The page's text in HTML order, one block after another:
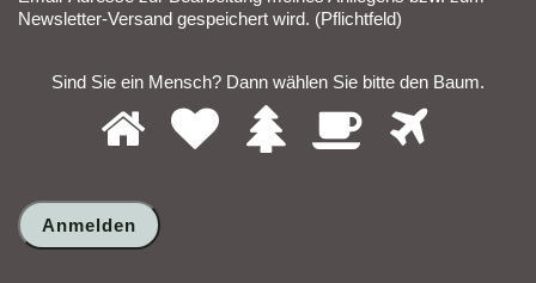
Newsletter-Versand gespeichert wird. (Pflichtfeld)
Sind Sie ein Mensch? Dann wählen Sie bitte den Baum.
Sie
Dann
wählen
Sie
1 3 4